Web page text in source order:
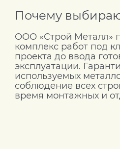
Почему
ООО «Строй Металл»
комплекс работ под
проекта до ввода
эксплуатации.
используемых
соблюдение всех
время монтажных и